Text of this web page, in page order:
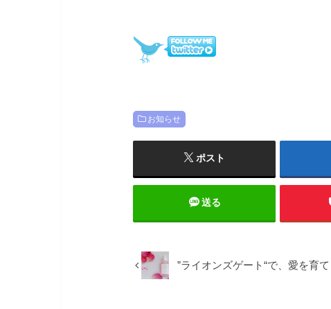
お知らせ
ポスト
送る
”ライオンズゲート“で、愛を育て